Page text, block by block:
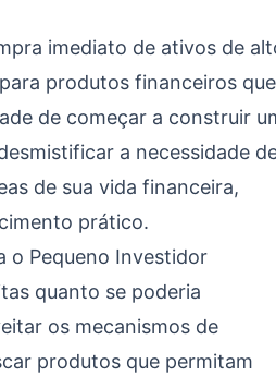
imediato de ativos de
produtos financeiros que
de começar a construir
a necessidade
de sua vida financeira,
prático.
o Pequeno Investidor
quanto se poderia
os mecanismos de
produtos que permitam